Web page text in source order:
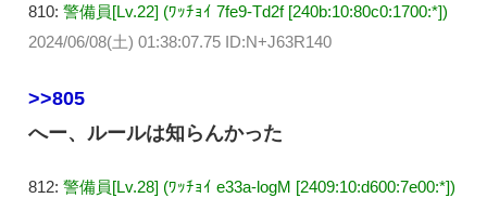
810: 警備員[Lv.22] (ﾜｯﾁｮｲ 7fe9-Td2f [240b:10:80c0:1700:*])
2024/06/08(土) 01:38:07.75 ID:N+J63R140
>>805
へー、ルールは知らんかった
812: 警備員[Lv.28] (ﾜｯﾁｮｲ e33a-logM [2409:10:d600:7e00:*])